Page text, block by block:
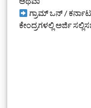
ಗ್ರಾಮ್ ಒನ್ /
ಕೇಂದ್ರಗಳಲ್ಲಿ ಅರ್ಜಿ